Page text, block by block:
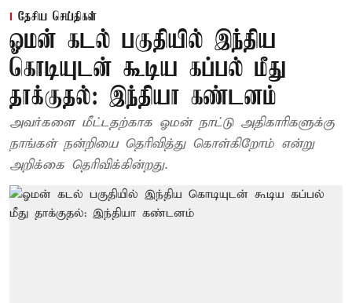
தேசிய செய்திகள்
ஓமன் கடல் பகுதியில் இந்திய
கொடியுடன் கூடிய கப்பல் மீது
தாக்குதல்: இந்தியா கண்டனம்
அவர்களை மீட்டதற்காக ஓமன் நாட்டு அதிகாரிகளுக்கு
நாங்கள் நன்றியை தெரிவித்து கொள்கிறோம் என்று
அறிக்கை தெரிவிக்கின்றது.